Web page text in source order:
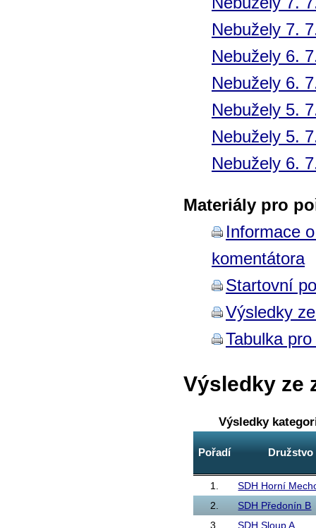
Nebužely 7.
Nebužely 6.
Nebužely 6.
Nebužely 5.
Nebužely 5.
Nebužely 6.
Materiály pro
Informace
komentátora
Startovní
Výsledky
Tabulka
Výsledky ze
Výsledky
Pořadí Družstvo
1.
SDH Horní
2.
SDH Předonín B
3.
SDH Sloup A